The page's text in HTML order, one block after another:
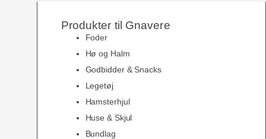
Produkter til Gnavere
Foder
Hø og Halm
Godbidder & Snacks
Legetøj
Hamsterhjul
Huse & Skjul
Bundlag